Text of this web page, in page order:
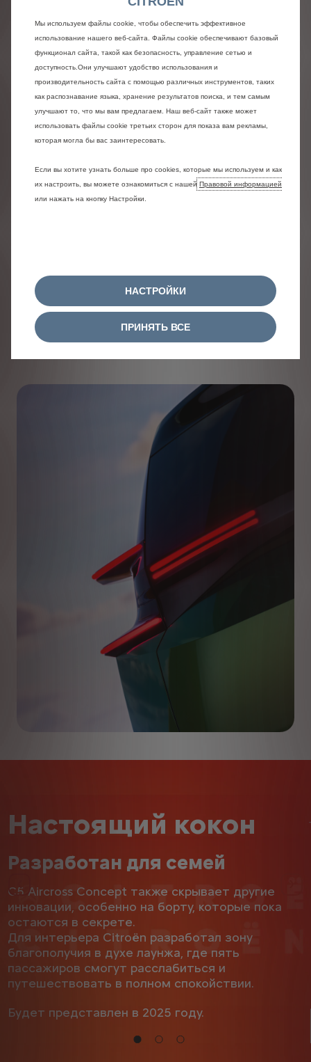
Назад
Настоящий кокон
Разработан для семей
C5 Aircross Concept также скрывает другие
инновации, особенно на борту, которые пока
остаются в секрете.
Для интерьера Citroën разработал зону
благополучия в духе лаунжа, где пять
пассажиров смогут расслабиться и
путешествовать в полном спокойствии.
Будет представлен в 2025 году.
Мы используем файлы cookie, чтобы обеспечить эффективное
использование нашего веб-сайта. Файлы cookie обеспечивают базовый
функционал сайта, такой как безопасность, управление сетью и
доступность.Они улучшают удобство использования и
производительность сайта с помощью различных инструментов, таких
как распознавание языка, хранение результатов поиска, и тем самым
улучшают то, что мы вам предлагаем. Наш веб-сайт также может
использовать файлы cookie третьих сторон для показа вам рекламы,
которая могла бы вас заинтересовать.
Если вы хотите узнать больше про cookies, которые мы используем и как
их настроить, вы можете ознакомиться с нашей Правовой информацией
или нажать на кнопку Настройки.
НАСТРОЙКИ
ПРИНЯТЬ ВСЕ